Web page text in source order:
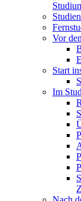
Vor
Start
Im